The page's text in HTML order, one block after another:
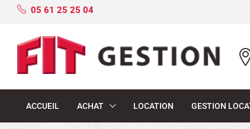
05 61 25 25 04
ACCUEIL ACHAT LOCATION GESTION